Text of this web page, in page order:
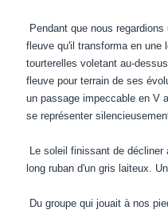
Pendant que nous
fleuve qu'il transforma en une
tourterelles voletant au-
fleuve pour terrain de ses
un passage impeccable en V
se représenter
Le soleil finissant de
long ruban d'un gris laiteux.
Du groupe qui jouait à nos